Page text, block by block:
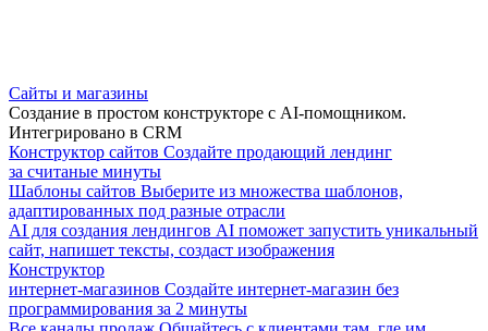
Сайты и магазины
Создание в простом конструкторе с AI-помощником.
Интегрировано в CRM
Конструктор сайтов Создайте продающий лендинг
за считаные минуты
Шаблоны сайтов Выберите из множества шаблонов,
адаптированных под разные отрасли
AI для создания лендингов AI поможет запустить уникальный
сайт, напишет тексты, создаст изображения
Конструктор
интернет-магазинов Создайте интернет-магазин без
программирования за 2 минуты